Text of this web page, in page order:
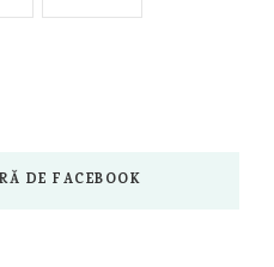
DE FACEBOOK